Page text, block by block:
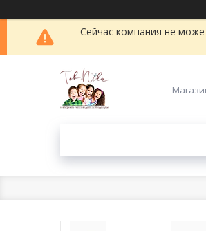
Сейчас компания не